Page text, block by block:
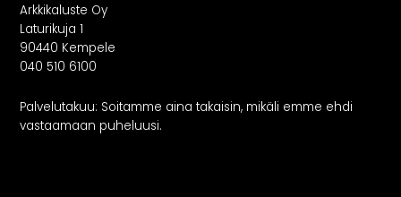
Arkkikaluste Oy
Laturikuja 1
90440 Kempele
040 510 6100
Palvelutakuu: Soitamme aina takaisin, mikäli emme ehdi
vastaamaan puheluusi.